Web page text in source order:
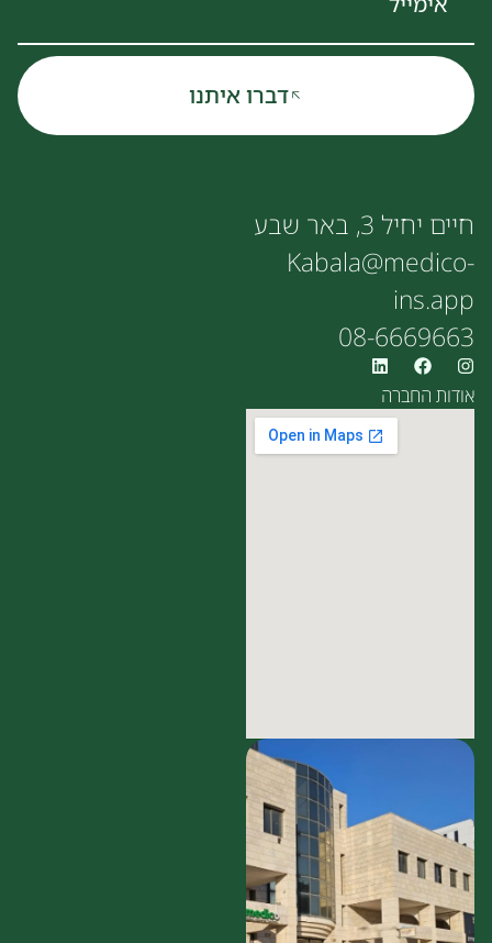
דברו איתנו
חיים יחיל 3, באר שבע
Kabala@medico-
ins.app
08-6669663
אודות החברה